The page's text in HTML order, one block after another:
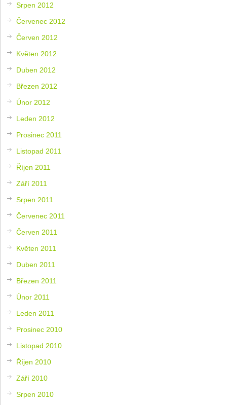
Srpen 2012
Červenec 2012
Červen 2012
Květen 2012
Duben 2012
Březen 2012
Únor 2012
Leden 2012
Prosinec 2011
Listopad 2011
Říjen 2011
Září 2011
Srpen 2011
Červenec 2011
Červen 2011
Květen 2011
Duben 2011
Březen 2011
Únor 2011
Leden 2011
Prosinec 2010
Listopad 2010
Říjen 2010
Září 2010
Srpen 2010